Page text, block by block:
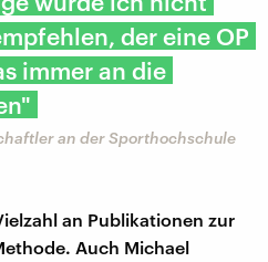
der eine OP
immer an die
an der Sporthochschule
an Publikationen zur
Auch Michael